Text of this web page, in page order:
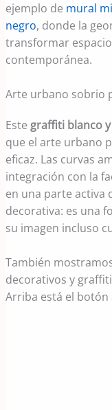
ejemplo de mural
negro, donde la
transformar
contemporánea.
Arte urbano sobrio
Este graffiti blanco
que el arte urbano
eficaz. Las curvas
integración con la
en una parte activa
decorativa: es una
su imagen incluso
También
decorativos y
Arriba está el botón